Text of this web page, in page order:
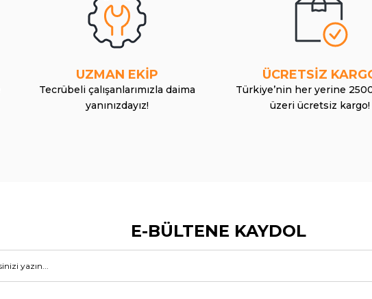
UZMAN EKİP
Tecrübeli çalışanlarımızla daima
yanınızdayız!
ÜCRETSİZ
Türkiye’nin her yerine
üzeri ücretsiz kargo!
E-BÜLTENE KAYDOL